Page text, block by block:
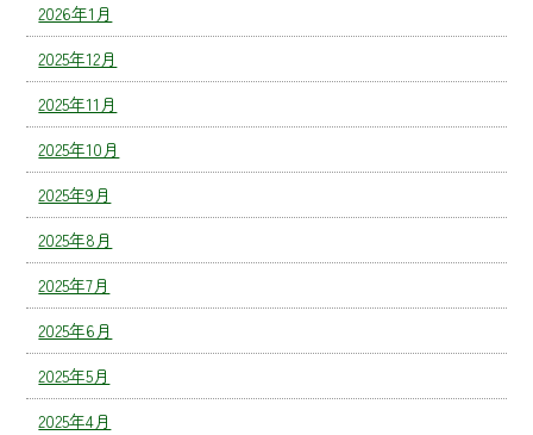
2026年1月
2025年12月
2025年11月
2025年10月
2025年9月
2025年8月
2025年7月
2025年6月
2025年5月
2025年4月